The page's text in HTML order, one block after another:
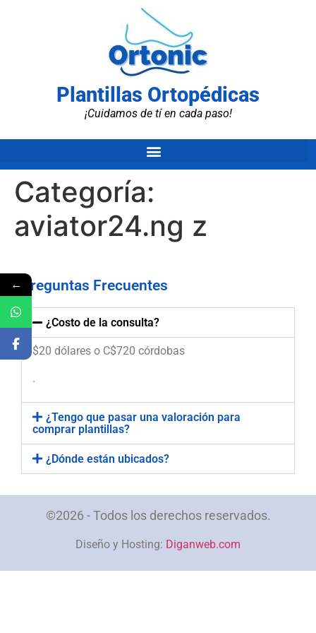
Plantillas Ortopédicas
¡Cuidamos de tí en cada paso!
Categoría:
aviator24.ng z
Preguntas Frecuentes
¿Costo de la consulta?
$20 dólares o C$720 córdobas
.
¿Tengo que pasar una valoración para
comprar plantillas?
¿Dónde están ubicados?
©2026 - Todos los derechos reservados.
Diseño y Hosting: Diganweb.com
←